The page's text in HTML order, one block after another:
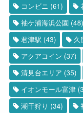
コンビニ (61)
袖ケ浦海浜公園 (48)
君津駅 (43) 久
アクアコイン (37)
清見台エリア (35)
イオンモール富津
潮干狩り (34)